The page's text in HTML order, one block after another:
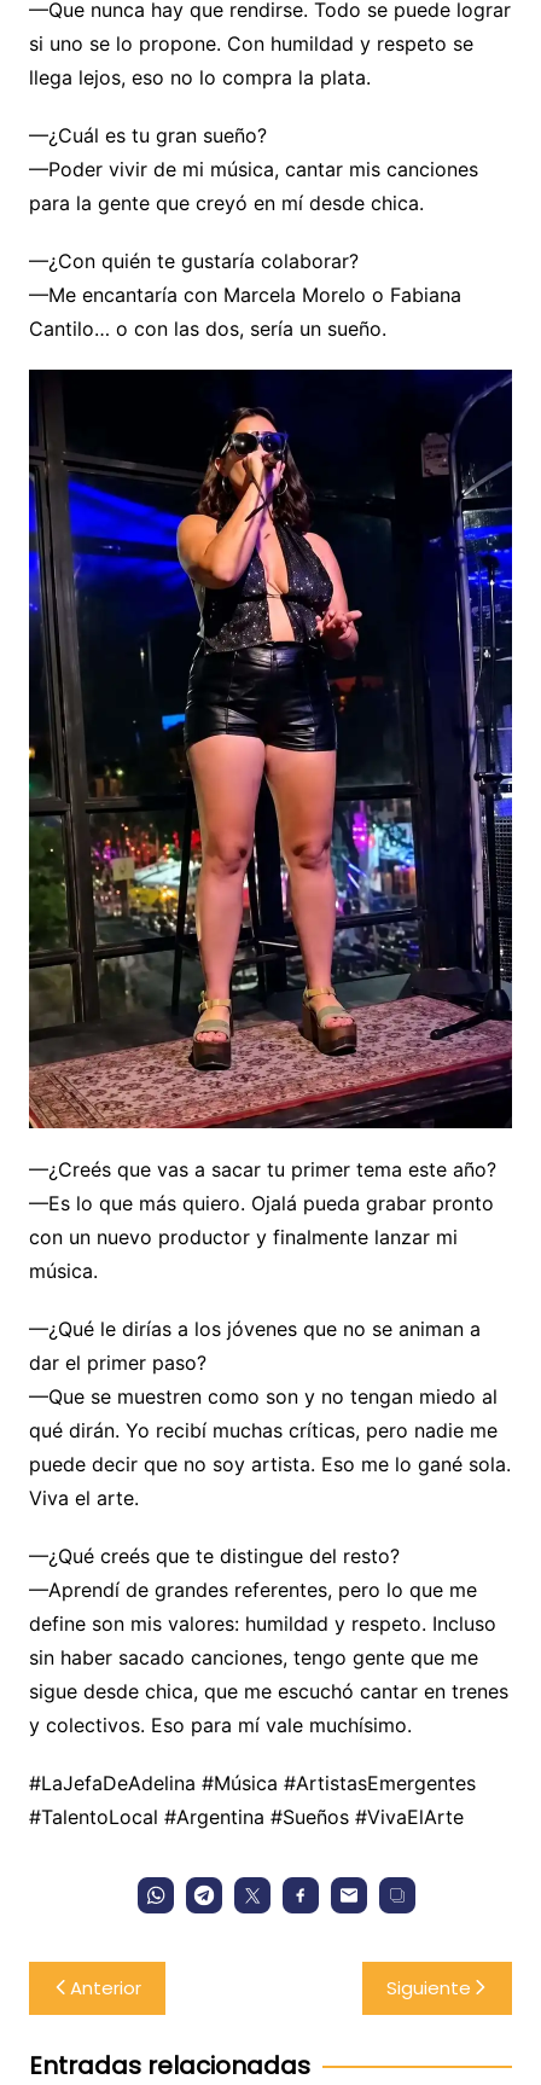
—Que nunca hay que rendirse. Todo se puede lograr
si uno se lo propone. Con humildad y respeto se
llega lejos, eso no lo compra la plata.
—¿Cuál es tu gran sueño?
—Poder vivir de mi música, cantar mis canciones
para la gente que creyó en mí desde chica.
—¿Con quién te gustaría colaborar?
—Me encantaría con Marcela Morelo o Fabiana
Cantilo… o con las dos, sería un sueño.
—¿Creés que vas a sacar tu primer tema este año?
—Es lo que más quiero. Ojalá pueda grabar pronto
con un nuevo productor y finalmente lanzar mi
música.
—¿Qué le dirías a los jóvenes que no se animan a
dar el primer paso?
—Que se muestren como son y no tengan miedo al
qué dirán. Yo recibí muchas críticas, pero nadie me
puede decir que no soy artista. Eso me lo gané sola.
Viva el arte.
—¿Qué creés que te distingue del resto?
—Aprendí de grandes referentes, pero lo que me
define son mis valores: humildad y respeto. Incluso
sin haber sacado canciones, tengo gente que me
sigue desde chica, que me escuchó cantar en trenes
y colectivos. Eso para mí vale muchísimo.
#LaJefaDeAdelina #Música #ArtistasEmergentes
#TalentoLocal #Argentina #Sueños #VivaElArte
Navegación
de
entradas
Anterior Siguiente
Entradas relacionadas